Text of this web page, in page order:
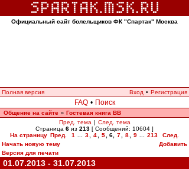
Официальный сайт болельщиков ФК "Спартак" Москва
Полная версия Вход • Регистрация
FAQ • Поиск
Общение на сайте » Гостевая книга ВВ
Пред. тема | След. тема
Страница 6 из 213 [ Сообщений: 10604 ]
На страницу Пред. 1 3 4 5 6 7 8 9 213
След.
Начать новую тему
Добавить
Версия для печати
01.07.2013 - 31.07.2013